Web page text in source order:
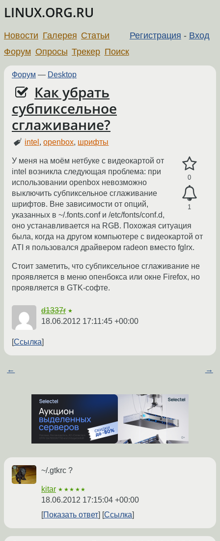
LINUX.ORG.RU
Регистрация - Вход
Новости Галерея Статьи
Форум Опросы Трекер Поиск
Форум — Desktop
Как убрать
субпиксельное
сглаживание?
intel ,openbox, шрифты
0
1
У меня на моём нетбуке с видеокартой от
intel возникла следующая проблема: при
использовании openbox невозможно
выключить субпиксельное сглаживание
шрифтов. Вне зависимости от опций,
указанных в ~/.fonts.conf и /etc/fonts/conf.d,
оно устанавливается на RGB. Похожая ситуация
была, когда на другом компьютере с видеокартой от
ATI я пользовался драйвером radeon вместо fglrx.
Стоит заметить, что субпиксельное сглаживание не
проявляется в меню опенбокса или окне Firefox, но
проявляется в GTK-софте.
d1337r ★
18.06.2012 17:11:45 +00:00
Ссылка
← →
~/.gtkrc ?
kitar ★★★★★
18.06.2012 17:15:04 +00:00
Показать ответ
Ссылка